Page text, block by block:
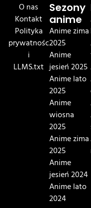
O nas
Kontakt
Polityka
prywatnośc
i
LLMS.txt
Sezony
anime
Anime zima
2025
Anime
jesień 2025
Anime lato
2025
Anime
wiosna
2025
Anime zima
2025
Anime
jesień 2024
Anime lato
2024